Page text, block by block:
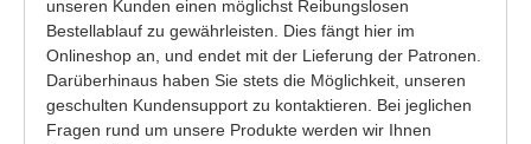
unseren Kunden einen möglichst Reibungslosen
Bestellablauf zu gewährleisten. Dies fängt hier im
Onlineshop an, und endet mit der Lieferung der Patronen.
Darüberhinaus haben Sie stets die Möglichkeit, unseren
geschulten Kundensupport zu kontaktieren. Bei jeglichen
Fragen rund um unsere Produkte werden wir Ihnen